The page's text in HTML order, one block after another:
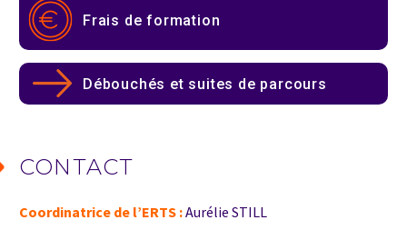
Frais de formation
Débouchés et suites de parcours
CONTACT
Coordinatrice de l’ERTS :Aurélie STILL